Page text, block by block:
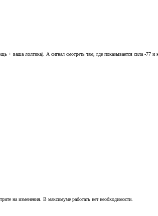
+ ваша лолгика). А сигнал смотреть там, где показывается сила -
на изменения. В максимуме работать нет необходимости.